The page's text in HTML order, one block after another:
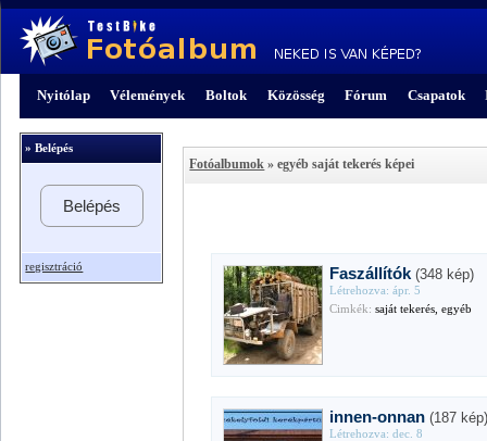
Nyitólap Vélemények Boltok Közösség Fórum Csapatok
» Belépés
Belépés
regisztráció
Fotóalbumok » egyéb saját tekerés képei
Faszállítók (348 kép)
Létrehozva: ápr. 5
Cimkék: saját tekerés, egyéb
innen-onnan (187
Létrehozva: dec. 8